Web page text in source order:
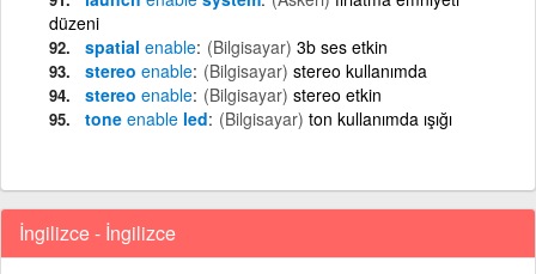
düzeni
spatial enable (Bilgisayar) 3b ses etkin
stereo enable (Bilgisayar) stereo kullanımda
stereo enable (Bilgisayar) stereo etkin
tone enable led (Bilgisayar) ton kullanımda ışığı
İngilizce - İngilizce